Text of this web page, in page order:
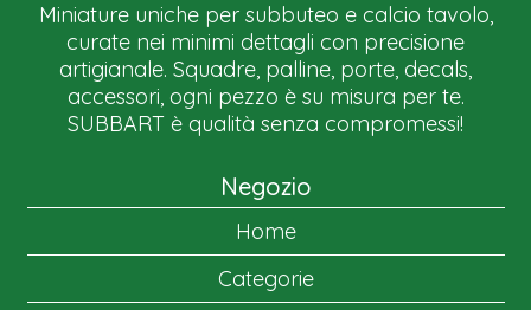
Miniature uniche per subbuteo e calcio tavolo,
curate nei minimi dettagli con precisione
artigianale. Squadre, palline, porte, decals,
accessori, ogni pezzo è su misura per te.
SUBBART è qualità senza compromessi!
Negozio
Home
Categorie